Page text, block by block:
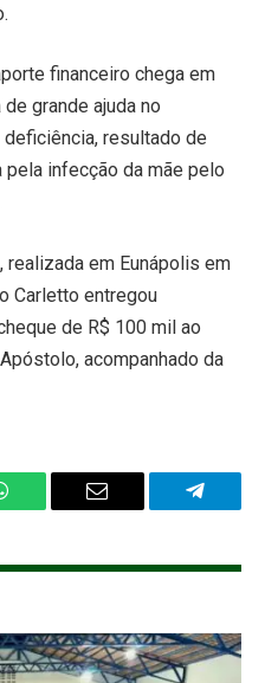
financeiro chega em
grande ajuda no
resultado de
infecção da mãe pelo
realizada em Eunápolis em
Carletto entregou
de R$ 100 mil ao
acompanhado da
Email